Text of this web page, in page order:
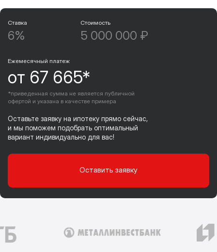
Ставка
6%
Стоимость
5 000 000 ₽
Ежемесячный платеж
от 67 665*
*приведенная сумма не является публичной
офертой и указана в качестве примера
Оставьте заявку на ипотеку прямо сейчас,
и мы поможем подобрать оптимальный
вариант индивидуально для вас!
Оставить заявку